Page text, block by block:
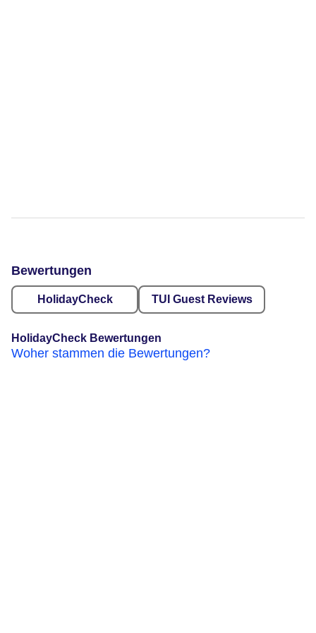
Bewertungen
HolidayCheck TUI Guest Reviews
HolidayCheck Bewertungen
Woher stammen die Bewertungen?